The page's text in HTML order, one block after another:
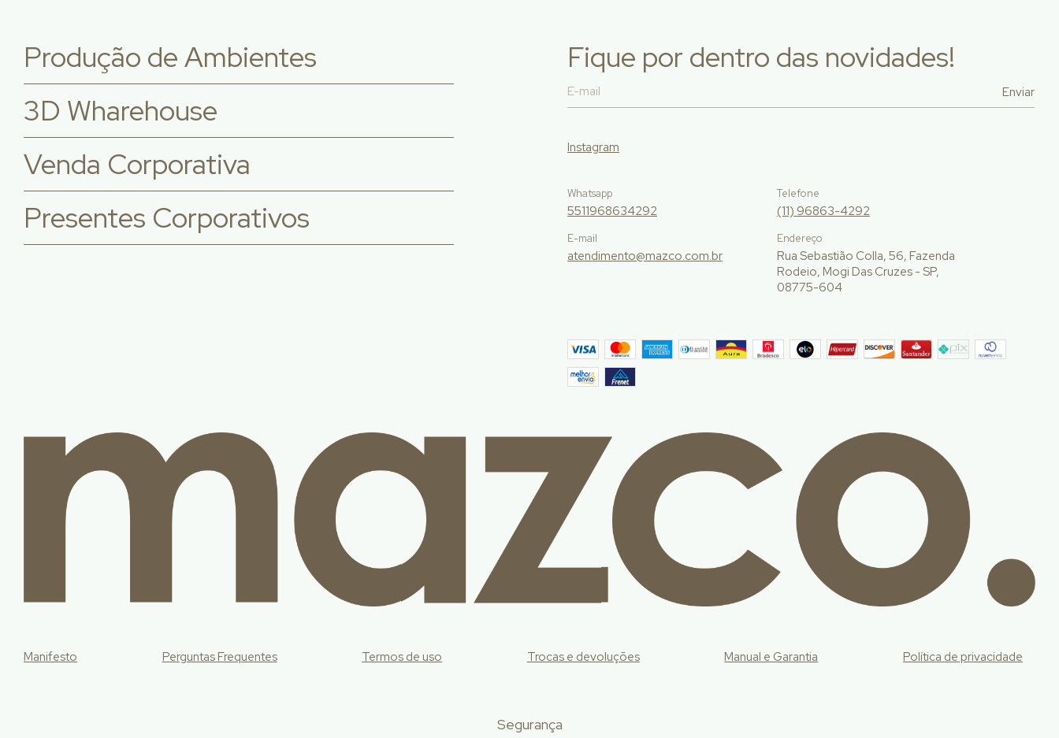
Produção de Ambientes
3D Wharehouse
Venda Corporativa
Presentes Corporativos
Fique por dentro das novidades!
Instagram
Whatsapp
5511968634292
Telefone
(11) 96863-4292
E-mail
atendimento@mazco.com.br
Endereço
Rua Sebastião Colla, 56, Fazenda
Rodeio, Mogi Das Cruzes - SP,
08775-604
Manifesto Perguntas Frequentes Termos de uso Trocas e devoluções Manual e Garantia Política de privacidade
Segurança